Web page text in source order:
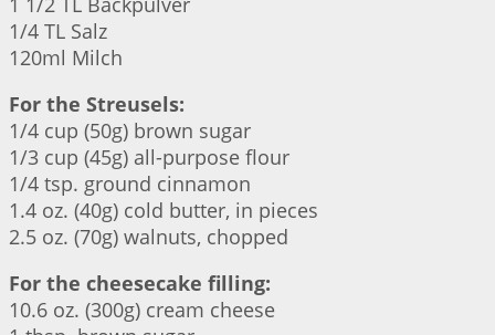
1/4 TL Salz
120ml Milch
For the Streusels:
1/4 cup (50g) brown sugar
1/3 cup (45g) all-purpose flour
1/4 tsp. ground cinnamon
1.4 oz. (40g) cold butter, in pieces
2.5 oz. (70g) walnuts, chopped
For the cheesecake filling:
10.6 oz. (300g) cream cheese